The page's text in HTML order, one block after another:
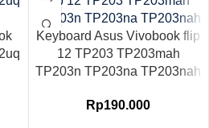
Keyboard Asus Vivobook flip
12 TP203 TP203mah
TP203n TP203na TP203nah
Rp190.000